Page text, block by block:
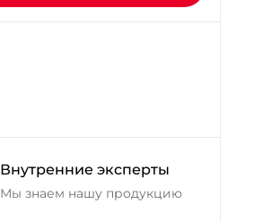
Внутренние эксперты
Мы знаем нашу продукцию